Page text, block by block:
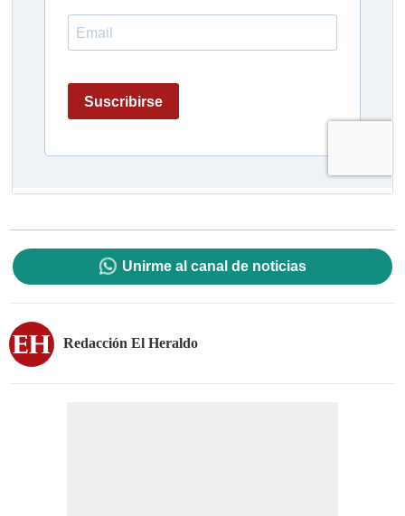
Unirme al canal de noticias
Redacción El Heraldo